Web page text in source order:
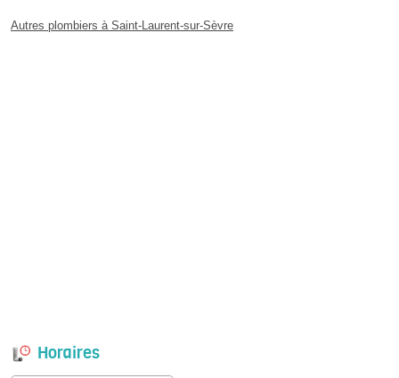
Autres plombiers à Saint-Laurent-sur-Sèvre
Horaires